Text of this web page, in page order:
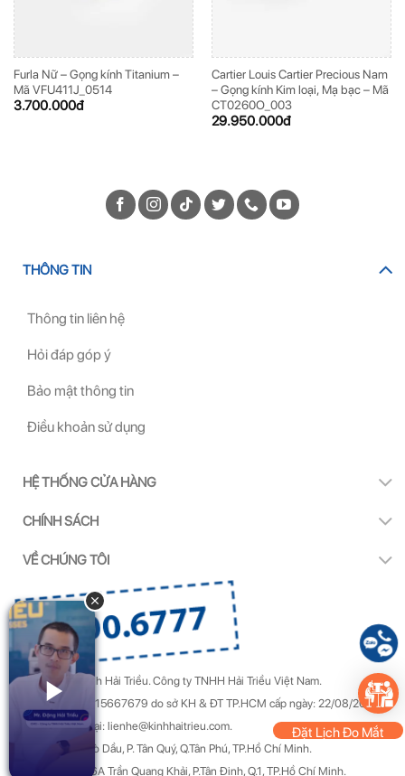
Furla Nữ – Gọng kính Titanium –
Mã VFU411J_0514
3.700.000đ
Cartier Louis Cartier Precious Nam
– Gọng kính Kim loại, Mạ bạc – Mã
CT0260O_003
29.950.000đ
THÔNG TIN
Thông tin liên hệ
Hỏi đáp góp ý
Bảo mật thông tin
Điều khoản sử dụng
HỆ THỐNG CỬA HÀNG
CHÍNH SÁCH
VỀ CHÚNG TÔI
Copyright by Kính Hải Triều.Công ty TNHH Hải Triều Việt Nam.
GPDKKD Số: 0315667679 do sở KH & ĐT TP.HCM cấp ngày: 22/08/2022.
Góp ý & Khiếu nại: lienhe@kinhhaitrieu.com.
Địa chỉ: 50/22 Gò Dầu, P. Tân Quý, Q.Tân Phú, TP.Hồ Chí Minh.
Trụ sở chính: 156A Trần Quang Khải, P.Tân Định, Q.1, TP.Hồ Chí Minh.
Đặt Lịch Đo Mắt